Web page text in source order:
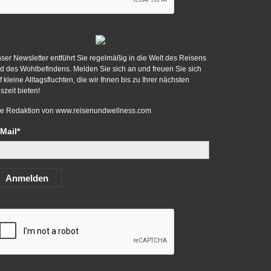
Newsletter entführt Sie regelmäßig in die Welt des Reisens
des Wohlbefindens. Melden Sie sich an und freuen Sie sich
kleine Alltagsfluchten, die wir Ihnen bis zu Ihrer nächsten
bieten!
Redaktion von www.reisenundwellness.com
Anmelden